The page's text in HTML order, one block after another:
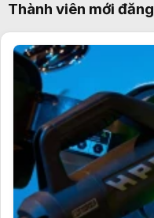
Thành viên mới đăng